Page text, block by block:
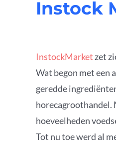
Instock
InstockMarket zet
Wat begon met een
geredde
hoeveelheden
Tot nu toe werd al